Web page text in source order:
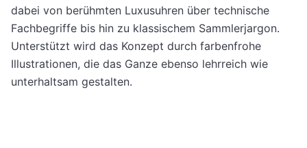
dabei von berühmten Luxusuhren über technische
Fachbegriffe bis hin zu klassischem Sammlerjargon.
Unterstützt wird das Konzept durch farbenfrohe
Illustrationen, die das Ganze ebenso lehrreich wie
unterhaltsam gestalten.